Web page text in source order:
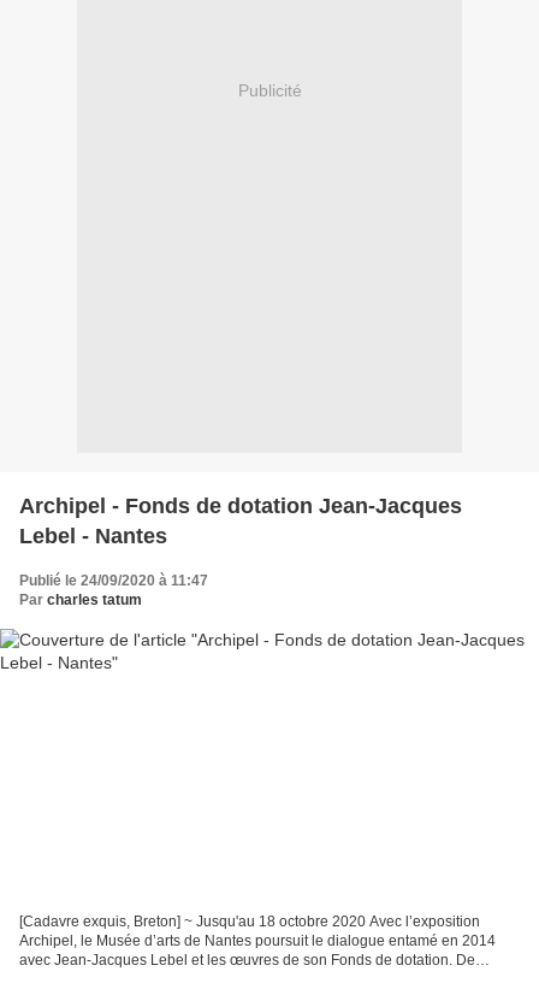
Publicité
Archipel - Fonds de dotation Jean-Jacques
Lebel - Nantes
Publié le 24/09/2020 à 11:47
Par charles tatum
[Cadavre exquis, Breton] ~ Jusqu'au 18 octobre 2020 Avec l’exposition
Archipel, le Musée d’arts de Nantes poursuit le dialogue entamé en 2014
avec Jean-Jacques Lebel et les œuvres de son Fonds de dotation. De